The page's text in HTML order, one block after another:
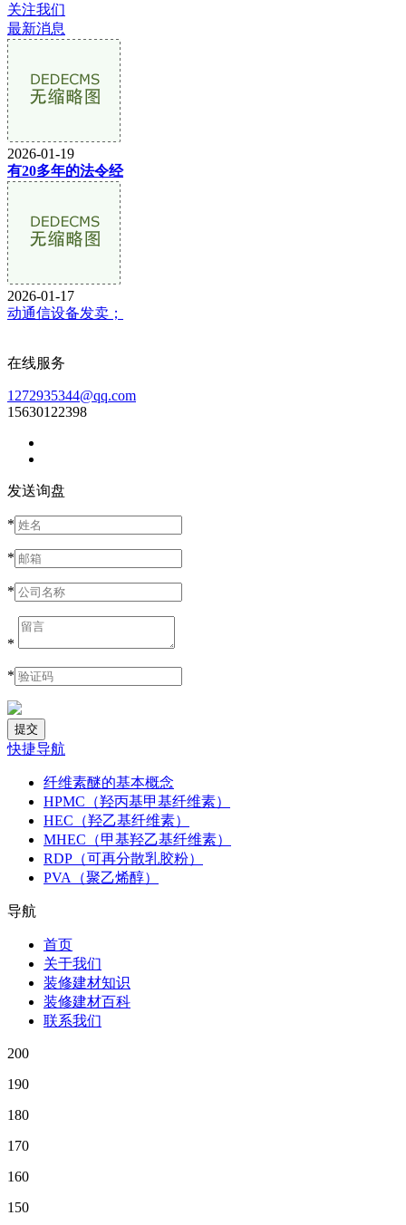
关注我们
最新消息
2026-01-19
有20多年的法令经
2026-01-17
动通信设备发卖；
在线服务
1272935344@qq.com
15630122398
发送询盘
*
*
*
*
*
快捷导航
纤维素醚的基本概念
HPMC（羟丙基甲基纤维素）
HEC（羟乙基纤维素）
MHEC（甲基羟乙基纤维素）
RDP（可再分散乳胶粉）
PVA（聚乙烯醇）
导航
首页
关于我们
装修建材知识
装修建材百科
联系我们
200
190
180
170
160
150